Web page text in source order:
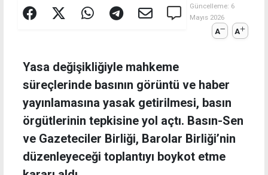
Güncelleme: 6
Mayıs 2026
A A
Yasa değişikliğiyle mahkeme
süreçlerinde basının görüntü ve haber
yayınlamasına yasak getirilmesi, basın
örgütlerinin tepkisine yol açtı. Basın-Sen
ve Gazeteciler Birliği, Barolar Birliği’nin
düzenleyeceği toplantıyı boykot etme